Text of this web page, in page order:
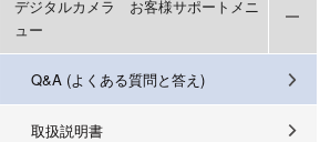
デジタルカメラ お客様サポートメニ
ュー
Q&A (よくある質問と答え)
取扱説明書